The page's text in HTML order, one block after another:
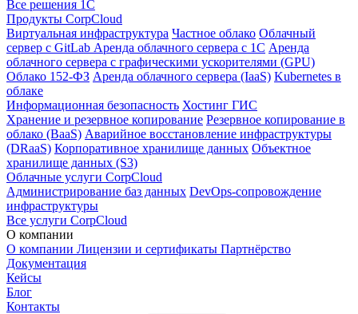
Все решения 1С
Продукты CorpCloud
Виртуальная инфраструктура Частное облако Облачный
сервер с GitLab Аренда облачного сервера с 1С Аренда
облачного сервера с графическими ускорителями (GPU)
Облако 152-ФЗ Аренда облачного сервера (IaaS) Kubernetes в
облаке
Информационная безопасность Хостинг ГИС
Хранение и резервное копирование Резервное копирование в
облако (BaaS) Аварийное восстановление инфраструктуры
(DRaaS) Корпоративное хранилище данных Объектное
хранилище данных (S3)
Облачные услуги CorpCloud
Администрирование баз данных DevOps-сопровождение
инфраструктуры
Все услуги CorpCloud
О компании
О компании Лицензии и сертификаты Партнёрство
Документация
Кейсы
Блог
Контакты